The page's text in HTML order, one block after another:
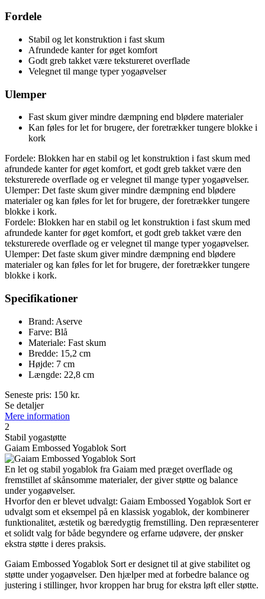
Fordele
Stabil og let konstruktion i fast skum
Afrundede kanter for øget komfort
Godt greb takket være tekstureret overflade
Velegnet til mange typer yogaøvelser
Ulemper
Fast skum giver mindre dæmpning end blødere materialer
Kan føles for let for brugere, der foretrækker tungere blokke i
kork
Fordele: Blokken har en stabil og let konstruktion i fast skum med
afrundede kanter for øget komfort, et godt greb takket være den
teksturerede overflade og er velegnet til mange typer yogaøvelser.
Ulemper: Det faste skum giver mindre dæmpning end blødere
materialer og kan føles for let for brugere, der foretrækker tungere
blokke i kork.
Fordele: Blokken har en stabil og let konstruktion i fast skum med
afrundede kanter for øget komfort, et godt greb takket være den
teksturerede overflade og er velegnet til mange typer yogaøvelser.
Ulemper: Det faste skum giver mindre dæmpning end blødere
materialer og kan føles for let for brugere, der foretrækker tungere
blokke i kork.
Specifikationer
Brand: Aserve
Farve: Blå
Materiale: Fast skum
Bredde: 15,2 cm
Højde: 7 cm
Længde: 22,8 cm
Seneste pris: 150 kr.
Se detaljer
Mere information
2
Stabil yoga­støtte
Gaiam Embossed Yogablok Sort
En let og stabil yogablok fra Gaiam med præget overflade og
fremstillet af skånsomme materialer, der giver støtte og balance
under yogaøvelser.
Hvorfor den er blevet udvalgt: Gaiam Embossed Yogablok Sort er
udvalgt som et eksempel på en klassisk yogablok, der kombinerer
funktionalitet, æstetik og bæredygtig fremstilling. Den repræsenterer
et solidt valg for både begyndere og erfarne udøvere, der ønsker
ekstra støtte i deres praksis.
Gaiam Embossed Yogablok Sort er designet til at give stabilitet og
støtte under yogaøvelser. Den hjælper med at forbedre balance og
justering i stillinger, hvor kroppen har brug for ekstra løft eller støtte.